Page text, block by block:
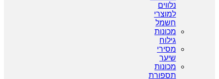
נלווים
למוצרי
חשמל
מכונות
גילוח
מסירי
שיער
מכונות
תספורת